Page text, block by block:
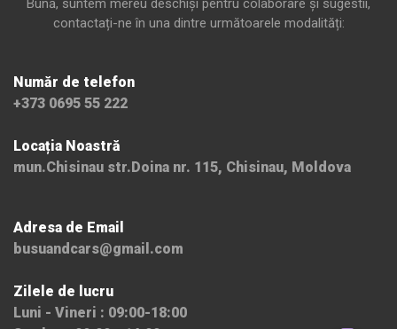
Bună, suntem mereu deschiși pentru colaborare și sugestii,
contactați-ne în una dintre următoarele modalități:
Număr de telefon
+373 0695 55 222
Locația Noastră
mun.Chisinau str.Doina nr. 115, Chisinau, Moldova
Adresa de Email
busuandcars@gmail.com
Zilele de lucru
Luni - Vineri : 09:00-18:00